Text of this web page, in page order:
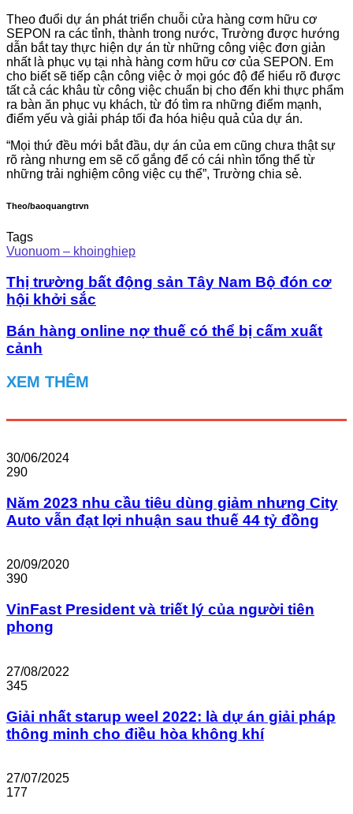
Theo đuổi dự án phát triển chuỗi cửa hàng cơm hữu cơ
SEPON ra các tỉnh, thành trong nước, Trường được hướng
dẫn bắt tay thực hiện dự án từ những công việc đơn giản
nhất là phục vụ tại nhà hàng cơm hữu cơ của SEPON. Em
cho biết sẽ tiếp cận công việc ở mọi góc độ để hiểu rõ được
tất cả các khâu từ công việc chuẩn bị cho đến khi thực phẩm
ra bàn ăn phục vụ khách, từ đó tìm ra những điểm mạnh,
điểm yếu và giải pháp tối đa hóa hiệu quả của dự án.
“Mọi thứ đều mới bắt đầu, dự án của em cũng chưa thật sự
rõ ràng nhưng em sẽ cố gắng để có cái nhìn tổng thể từ
những trải nghiệm công việc cụ thể”, Trường chia sẻ.
Theo/baoquangtrvn
Tags
Vuonuom – khoinghiep
Thị trường bất động sản Tây Nam Bộ đón cơ
hội khởi sắc
Bán hàng online nợ thuế có thể bị cấm xuất
cảnh
XEM THÊM
30/06/2024
290
Năm 2023 nhu cầu tiêu dùng giảm nhưng City
Auto vẫn đạt lợi nhuận sau thuế 44 tỷ đồng
20/09/2020
390
VinFast President và triết lý của người tiên
phong
27/08/2022
345
Giải nhất starup weel 2022: là dự án giải pháp
thông minh cho điều hòa không khí
27/07/2025
177